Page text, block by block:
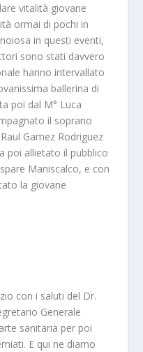
vitalità giovane
ormai di pochi in
in questi eventi,
sono stati davvero
hanno intervallato
ballerina di
poi dal M° Luca
il soprano
Gamez Rodriguez
poi allietato il pubblico
Maniscalco, e con
la giovane
con i saluti del Dr.
Generale
sanitaria per poi
E qui ne diamo